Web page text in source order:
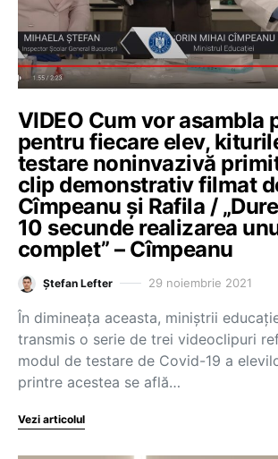
VIDEO Cum vor asambla
pentru fiecare elev,
testare noninvazivă
clip demonstrativ filmat
Cîmpeanu și Rafila /
10 secunde realizarea
complet” – Cîmpeanu
Ștefan Lefter 29 noiembrie 2021
În dimineața aceasta, miniștrii
transmis o serie de trei videoclipuri
modul de testare de Covid-19 a
printre acestea se află…
Vezi articolul